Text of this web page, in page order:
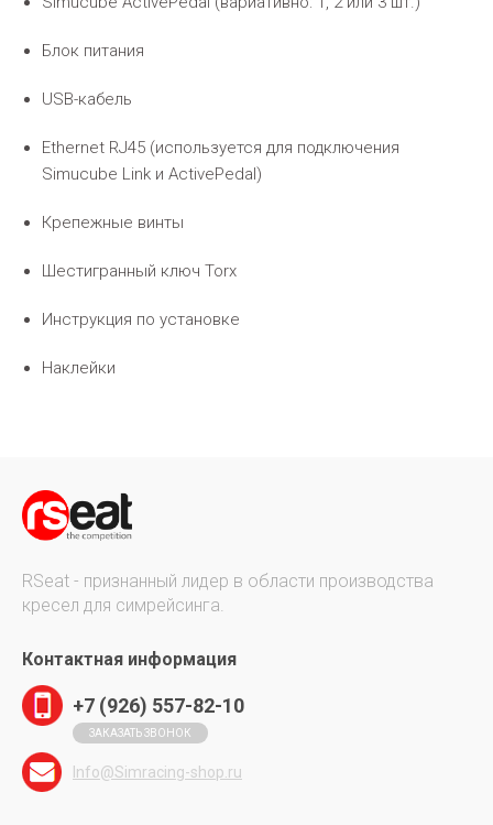
Блок питания
USB-кабель
Ethernet RJ45 (используется для подключения
Simucube Link и ActivePedal)
Крепежные винты
Шестигранный ключ Torx
Инструкция по установке
Наклейки
RSeat - признанный лидер в области производства
кресел для симрейсинга.
Контактная информация
+7 (926) 557-82-10
ЗАКАЗАТЬ ЗВОНОК
Info@Simracing-shop.ru